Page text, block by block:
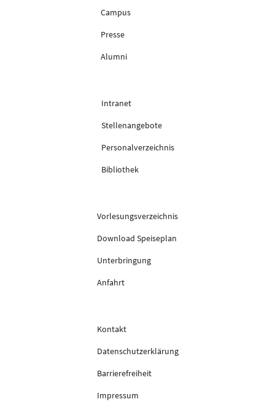
Campus
Presse
Alumni
Intranet
Stellenangebote
Personalverzeichnis
Bibliothek
Vorlesungsverzeichnis
Download Speiseplan
Unterbringung
Anfahrt
Kontakt
Datenschutzerklärung
Barrierefreiheit
Impressum